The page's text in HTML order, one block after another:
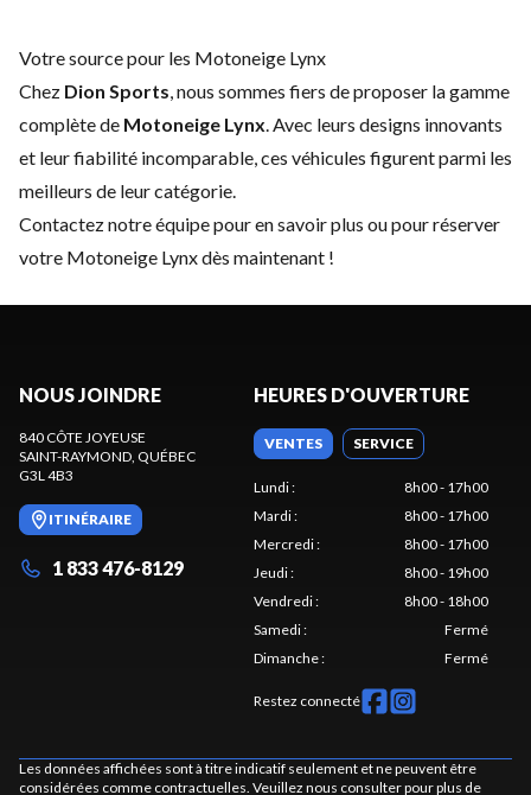
Votre source pour les Motoneige Lynx
Chez Dion Sports, nous sommes fiers de proposer la gamme
complète de Motoneige Lynx. Avec leurs designs innovants
et leur fiabilité incomparable, ces véhicules figurent parmi les
meilleurs de leur catégorie.
Contactez notre équipepour en savoir plus ou pour réserver
votre Motoneige Lynx dès maintenant !
NOUS JOINDRE
840 CÔTE JOYEUSE
SAINT-RAYMOND, QUÉBEC
G3L 4B3
ITINÉRAIRE
1 833 476-8129
HEURES D'OUVERTURE
VENTES SERVICE
Lundi:
8h00 - 17h00
Mardi:
8h00 - 17h00
Mercredi:
8h00 - 17h00
Jeudi:
8h00 - 19h00
Vendredi:
8h00 - 18h00
Samedi:
Fermé
Dimanche: Fermé
Restez connecté
Les données affichées sont à titre indicatif seulement et ne peuvent être
considérées comme contractuelles. Veuillez nous consulter pour plus de